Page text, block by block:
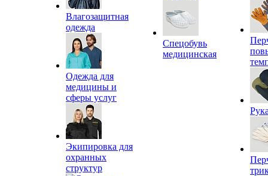
Влагозащитная
одежда
Одежда для
медицины и
сферы услуг
Экипировка для
охранных
структур
Спецобувь
медицинская